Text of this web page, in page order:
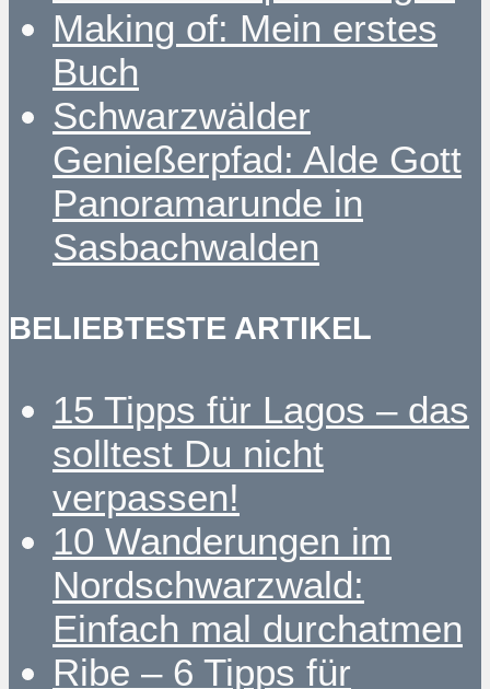
Making of: Mein erstes
Buch
Schwarzwälder
Genießerpfad: Alde Gott
Panoramarunde in
Sasbachwalden
BELIEBTESTE ARTIKEL
15 Tipps für Lagos – das
solltest Du nicht
verpassen!
10 Wanderungen im
Nordschwarzwald:
Einfach mal durchatmen
Ribe – 6 Tipps für